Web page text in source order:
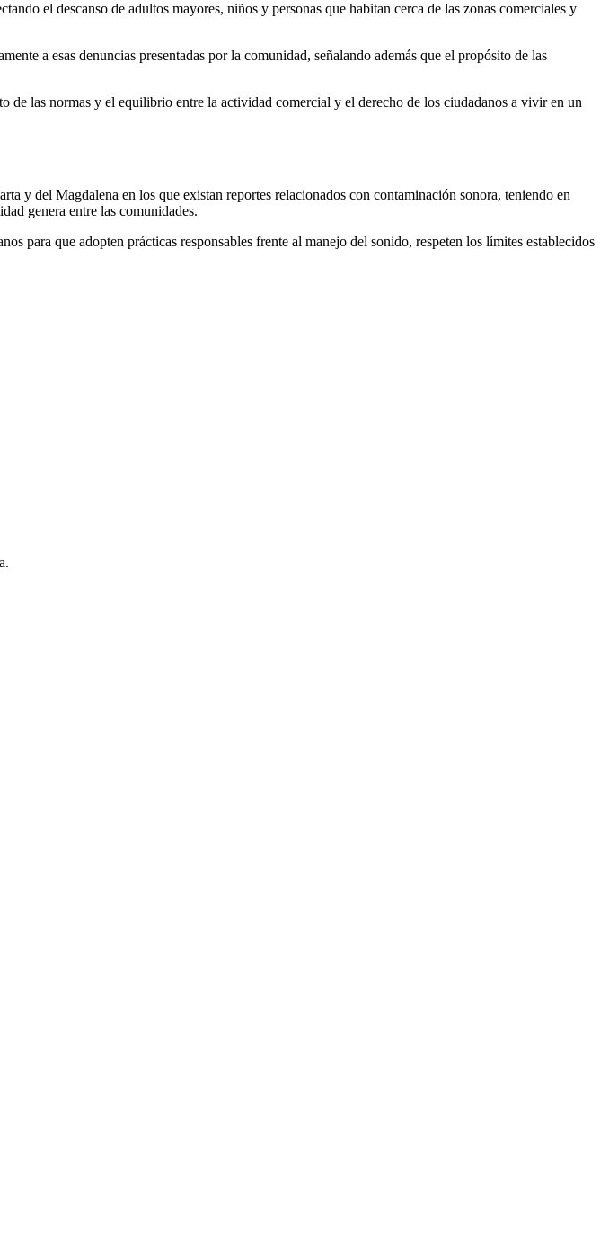
el descanso de adultos mayores, niños y personas que habitan cerca de las zonas comerciales y
a esas denuncias presentadas por la comunidad, señalando además que el propósito de las
las normas y el equilibrio entre la actividad comercial y el derecho de los ciudadanos a vivir en un
y del Magdalena en los que existan reportes relacionados con contaminación sonora, teniendo en
genera entre las comunidades.
para que adopten prácticas responsables frente al manejo del sonido, respeten los límites establecidos